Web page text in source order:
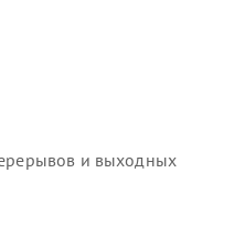
и выходных